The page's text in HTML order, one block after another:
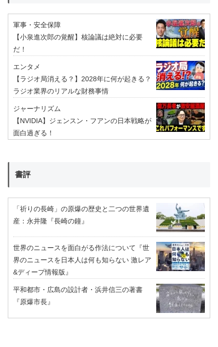
軍事・安全保障
【小泉進次郎の覚醒】核論議は絶対に必要
だ！
エンタメ
【ラジオ局消える？】2028年に何が起きる？
ラジオ業界のリアルな財務事情
ジャーナリズム
【NVIDIA】ジェンスン・フアンの日本戦略が
面白過ぎる！
書評
「祈りの長崎」の原爆の歴史と二つの世界遺
産：永井隆『長崎の鐘』
世界のニュースを面白がる作法について『世
界のニュースを日本人は何も知らない 激レア
&ディープ情報版』
平和都市・広島の設計者・浜井信三の著書
『原爆市長』